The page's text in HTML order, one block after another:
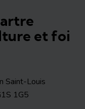
et foi
Saint-Louis
1G5